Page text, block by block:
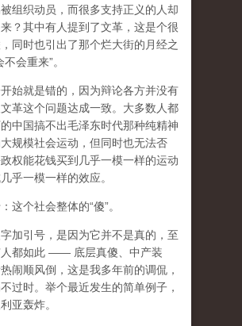
组织动员，而很多支持正义的人却
？其中有人提到了文革，这是个很
同时也引出了那个烂大街的月经之
会重来”。
始就是错的，因为辩论各方并没有
革这个问题达成一致。大多数人都
中国搞不出毛泽东时代那种纯精神
规模社会运动，但同时也无法否
权能花钱买到几乎一模一样的运动
乎一模一样的效应。
这个社会整体的“傻”。
加引号，是因为它并不是真的，至
人都如此 —— 底层真傻、中产装
闹顺风倒，这是我多年前的调侃，
过时。举个最近发生的简单例子，
亚轰炸。